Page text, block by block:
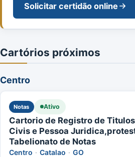
Solicitar certidão online
Cartórios próximos
Centro
Notas Ativo
Cartorio de Registro de
Civis e Pessoa
Tabelionato de Notas
Centro · Catalao · GO